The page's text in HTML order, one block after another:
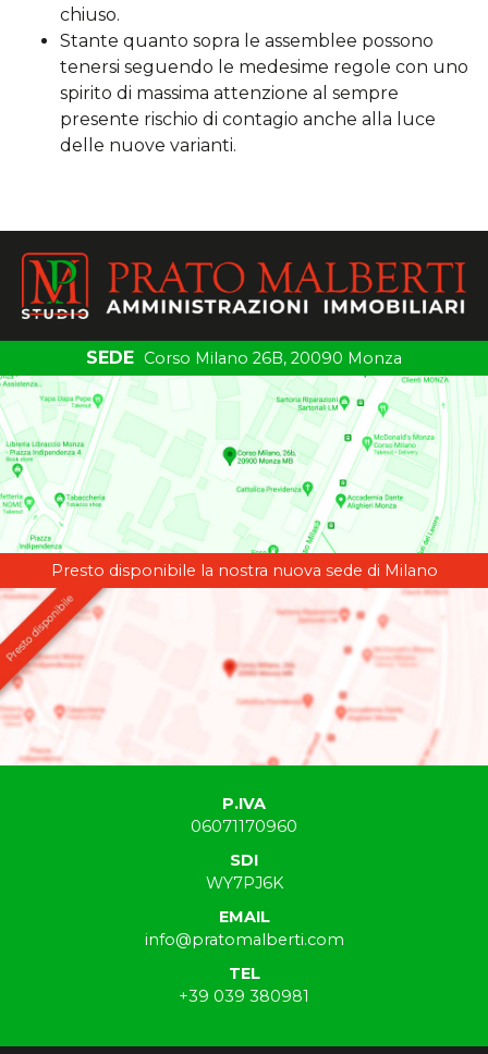
chiuso.
Stante quanto sopra le assemblee possono
tenersi seguendo le medesime regole con uno
spirito di massima attenzione al sempre
presente rischio di contagio anche alla luce
delle nuove varianti.
SEDE Corso Milano 26B, 20090 Monza
Presto disponibile la nostra nuova sede di Milano
P.IVA
06071170960
SDI
WY7PJ6K
EMAIL
info@pratomalberti.com
TEL
+39 039 380981